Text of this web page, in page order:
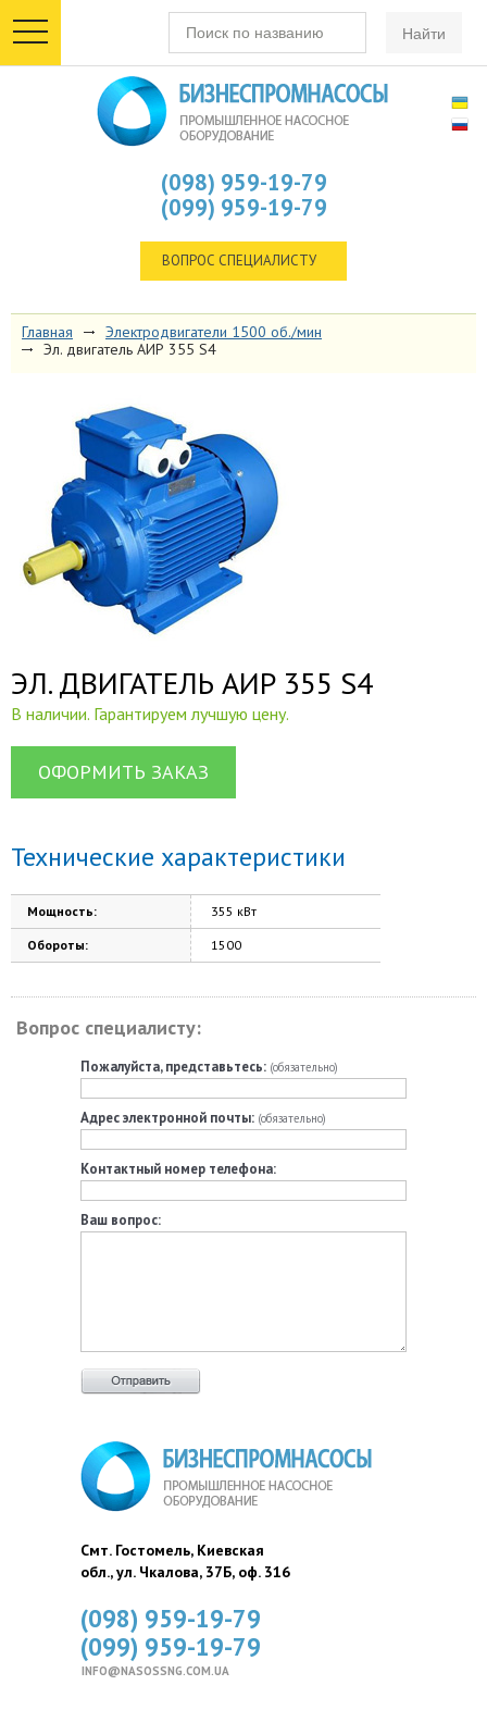
toggle
navigation
(098) 959-19-79
(099) 959-19-79
ВОПРОС СПЕЦИАЛИСТУ
Главная
Электродвигатели 1500 об./мин
Эл. двигатель АИР 355 S4
ЭЛ. ДВИГАТЕЛЬ АИР 355 S4
В наличии. Гарантируем лучшую цену.
ОФОРМИТЬ ЗАКАЗ
Технические характеристики
Мощность: 355 кВт
Обороты: 1500
Вопрос специалисту:
Пожалуйста, представьтесь: (обязательно)
Адрес электронной почты: (обязательно)
Контактный номер телефона:
Ваш вопрос:
Смт. Гостомель, Киевская
обл., ул. Чкалова, 37Б, оф. 316
(098) 959-19-79
(099) 959-19-79
INFO@NASOSSNG.COM.UA